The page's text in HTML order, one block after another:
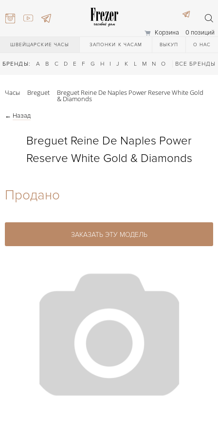
Корзина 0 позиций
ШВЕЙЦАРСКИЕ ЧАСЫ ЗАПОНКИ К ЧАСАМ ВЫКУП О НАС
БРЕНДЫ: A B C D E F G H I J K L M N O Q R S T
ВСЕ БРЕНДЫ
27-44
Часы Breguet Breguet Reine De Naples Power Reserve White Gold
& Diamonds
← Назад
Breguet Reine De Naples Power
Reserve White Gold & Diamonds
Продано
ЗАКАЗАТЬ ЭТУ МОДЕЛЬ